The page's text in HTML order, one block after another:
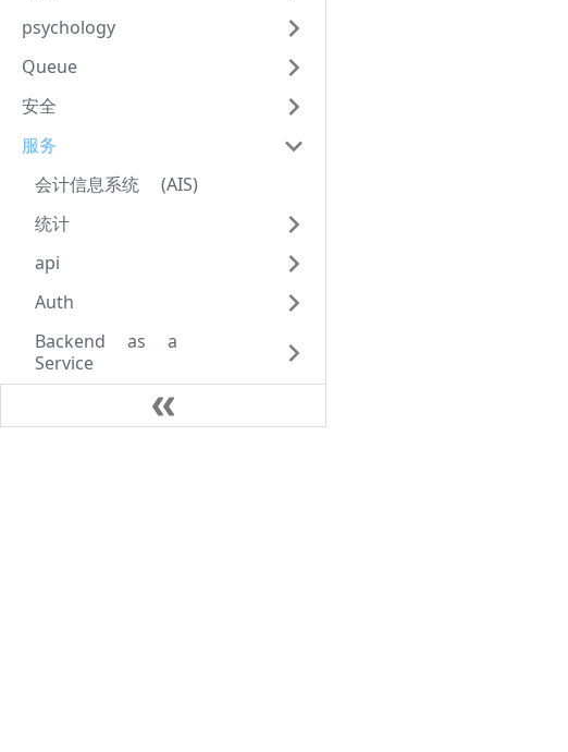
psychology
Queue
安全
服务
会计信息系统 (AIS)
统计
api
Auth
Backend as a
Service
Business Intelligence
(BI)